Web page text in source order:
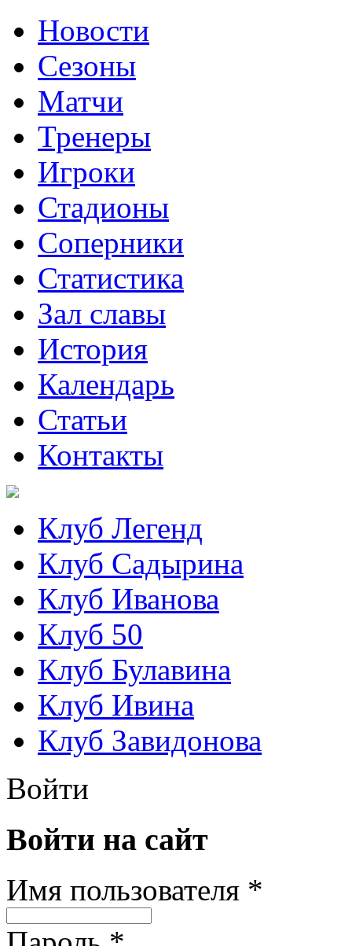
Новости
Сезоны
Матчи
Тренеры
Игроки
Стадионы
Соперники
Статистика
Зал славы
История
Календарь
Статьи
Контакты
Клуб Легенд
Клуб Садырина
Клуб Иванова
Клуб 50
Клуб Булавина
Клуб Ивина
Клуб Завидонова
Войти
Войти на сайт
Имя пользователя *